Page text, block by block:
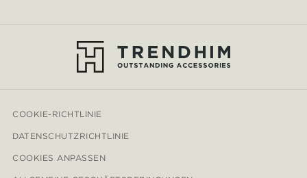
COOKIE-RICHTLINIE
DATENSCHUTZRICHTLINIE
COOKIES ANPASSEN